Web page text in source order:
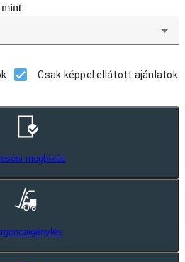
Csak képpel ellátott ajánlatok
megbízás